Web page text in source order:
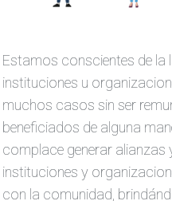
Estamos conscientes de la
instituciones u
muchos casos sin ser
beneficiados de alguna
complace generar
instituciones y
con la comunidad,